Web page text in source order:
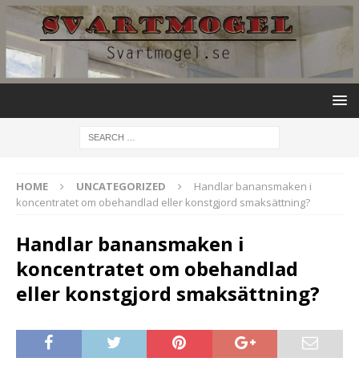
HOME UNCATEGORIZED
Handlar banansmaken i
koncentratet om obehandlad eller konstgjord smaksättning?
Handlar banansmaken i
koncentratet om obehandlad
eller konstgjord smaksättning?